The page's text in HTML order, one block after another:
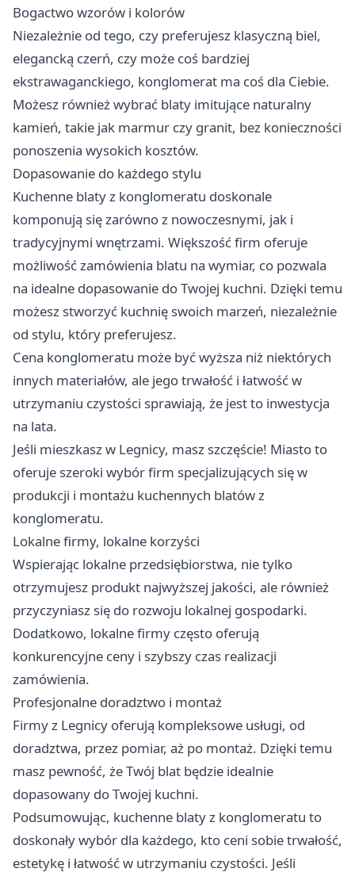
Bogactwo wzorów i kolorów
Niezależnie od tego, czy preferujesz klasyczną biel,
elegancką czerń, czy może coś bardziej
ekstrawaganckiego, konglomerat ma coś dla Ciebie.
Możesz również wybrać blaty imitujące naturalny
kamień, takie jak marmur czy granit, bez konieczności
ponoszenia wysokich kosztów.
Dopasowanie do każdego stylu
Kuchenne blaty z konglomeratu doskonale
komponują się zarówno z nowoczesnymi, jak i
tradycyjnymi wnętrzami. Większość firm oferuje
możliwość zamówienia blatu na wymiar, co pozwala
na idealne dopasowanie do Twojej kuchni. Dzięki temu
możesz stworzyć kuchnię swoich marzeń, niezależnie
od stylu, który preferujesz.
Cena konglomeratu może być wyższa niż niektórych
innych materiałów, ale jego trwałość i łatwość w
utrzymaniu czystości sprawiają, że jest to inwestycja
na lata.
Jeśli mieszkasz w Legnicy, masz szczęście! Miasto to
oferuje szeroki wybór firm specjalizujących się w
produkcji i montażu kuchennych blatów z
konglomeratu.
Lokalne firmy, lokalne korzyści
Wspierając lokalne przedsiębiorstwa, nie tylko
otrzymujesz produkt najwyższej jakości, ale również
przyczyniasz się do rozwoju lokalnej gospodarki.
Dodatkowo, lokalne firmy często oferują
konkurencyjne ceny i szybszy czas realizacji
zamówienia.
Profesjonalne doradztwo i montaż
Firmy z Legnicy oferują kompleksowe usługi, od
doradztwa, przez pomiar, aż po montaż. Dzięki temu
masz pewność, że Twój blat będzie idealnie
dopasowany do Twojej kuchni.
Podsumowując, kuchenne blaty z konglomeratu to
doskonały wybór dla każdego, kto ceni sobie trwałość,
estetykę i łatwość w utrzymaniu czystości. Jeśli